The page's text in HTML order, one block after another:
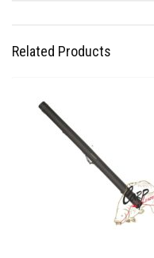
Related Products